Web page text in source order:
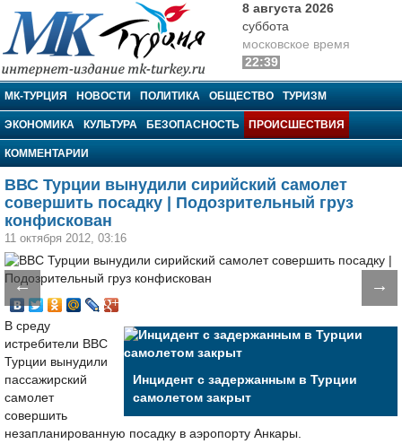
МК-Турция
8 августа 2026
суббота
московское время
22:39
МК-ТУРЦИЯ НОВОСТИ ПОЛИТИКА ОБЩЕСТВО ТУРИЗМ
ЭКОНОМИКА КУЛЬТУРА БЕЗОПАСНОСТЬ ПРОИСШЕСТВИЯ
КОММЕНТАРИИ
ВВС Турции вынудили сирийский самолет
совершить посадку | Подозрительный груз
конфискован
11 октября 2012, 03:16
← →
Инцидент с задержанным в Турции
самолетом закрыт
В среду
истребители ВВС
Турции вынудили
пассажирский
самолет
совершить
незапланированную посадку в аэропорту Анкары.